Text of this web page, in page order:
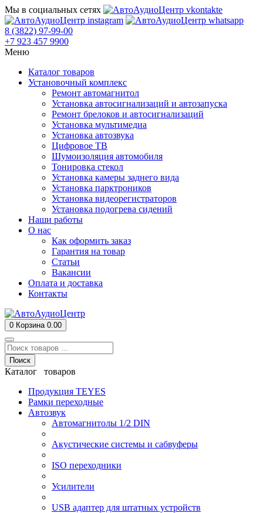
Мы в социальных сетях
8 (3822) 97-99-00
+7 923 457 9900
Меню
Каталог товаров
Установочный комплекс
Ремонт автомагнитол
Установка автосигнализаций и автозапуска
Ремонт брелоков и автосигнализаций
Установка мультимедиа
Установка автозвука
Цифровое ТВ
Шумоизоляция автомобиля
Тонировка стекол
Установка камеры заднего вида
Установка парктроников
Установка видеорегистраторов
Установка подогрева сидений
Наши работы
О нас
Как оформить заказ
Гарантия на товар
Статьи
Вакансии
Оплата и доставка
Контакты
0 Корзина 0.00
Поиск
Каталог товаров
Продукция TEYES
Рамки переходные
Автозвук
Автомагнитолы 1/2 DIN
Акустические системы и сабвуферы
ISO переходники
Усилители
USB адаптер для штатных устройств